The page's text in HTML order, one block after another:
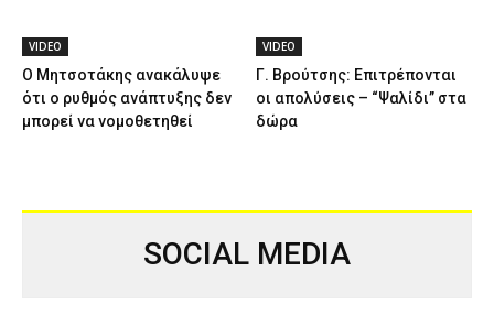
VIDEO
Ο Μητσοτάκης ανακάλυψε
ότι ο ρυθμός ανάπτυξης δεν
μπορεί να νομοθετηθεί
VIDEO
Γ. Βρούτσης: Επιτρέπονται
οι απολύσεις – “Ψαλίδι” στα
δώρα
SOCIAL MEDIA